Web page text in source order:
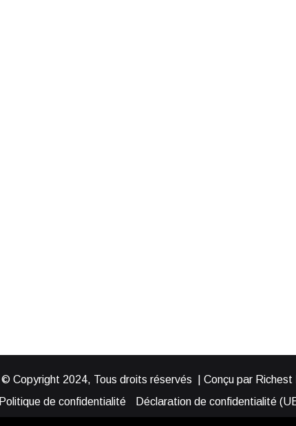
© Copyright 2024, Tous droits réservés | Conçu par
Politique de confidentialité Déclaration de confidentialité